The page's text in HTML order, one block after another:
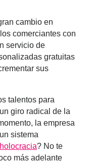
cambio en
comerciantes con
servicio de
gratuitas
sus
talentos para
giro radical de la
la empresa
sistema
holocracia? No te
más adelante